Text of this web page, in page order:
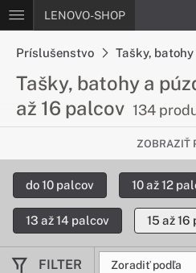
LENOVO-SHOP
Príslušenstvo Tašky, batohy
Tašky, batohy a
až 16 palcov 134
Bezproblémové
zariadením
Ak ste často na cestách, určite
ponúkajú batohy a tašky určené
väčších rozmerov.
ZOBRAZIŤ
do 10 palcov 10 až 12
13 až 14 palcov 15 až 16
FILTER